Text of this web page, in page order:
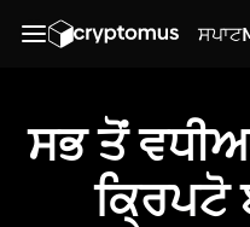
ਸਪਾਟ
ਸਭ ਤੋਂ
ਕ੍ਰਿਪਟੋ